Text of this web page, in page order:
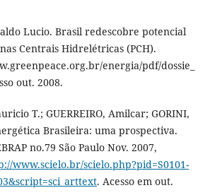
Lucio. Brasil redescobre potencial
Centrais Hidrelétricas (PCH).
energia/pdf/dossie_
out. 2008.
T.; GUERREIRO, Amilcar; GORINI,
Brasileira: uma prospectiva.
no.79 São Paulo Nov. 2007,
www.scielo.br/scielo.php?pid=S0101-
. Acesso em out.